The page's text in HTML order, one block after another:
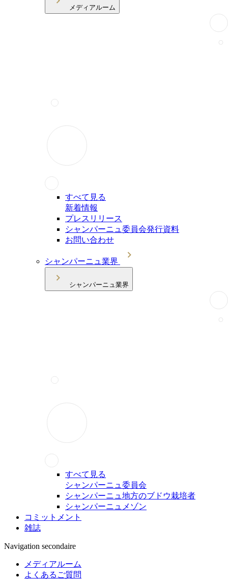
メディアルーム
すべて見る
新着情報
プレスリリース
シャンパーニュ委員会発行資料
お問い合わせ
シャンパーニュ業界
シャンパーニュ業界
すべて見る
シャンパーニュ委員会
シャンパーニュ地方のブドウ栽培者
シャンパーニュメゾン
コミットメント
雑誌
Navigation secondaire
メディアルーム
よくあるご質問